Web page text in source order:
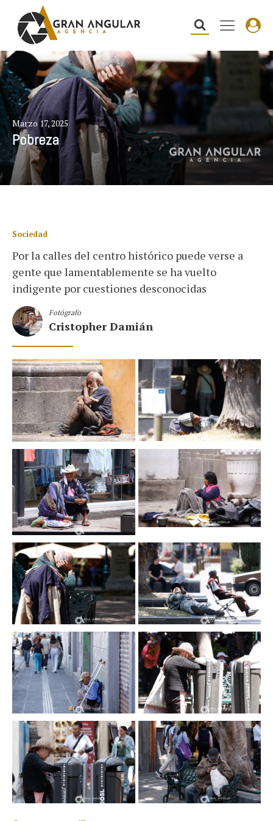
Marzo 17, 2025
Pobreza
Sociedad
Por la calles del centro histórico puede verse a
gente que lamentablemente se ha vuelto
indigente por cuestiones desconocidas
Fotógrafo
Cristopher Damián